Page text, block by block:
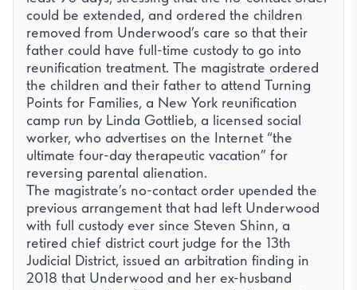
could be extended, and ordered the children
removed from Underwood’s care so that their
father could have full-time custody to go into
reunification treatment. The magistrate ordered
the children and their father to attend Turning
Points for Families, a New York reunification
camp run by Linda Gottlieb, a licensed social
worker, who advertises on the Internet “the
ultimate four-day therapeutic vacation” for
reversing parental alienation.
The magistrate’s no-contact order upended the
previous arrangement that had left Underwood
with full custody ever since Steven Shinn, a
retired chief district court judge for the 13th
Judicial District, issued an arbitration finding in
2018 that Underwood and her ex-husband